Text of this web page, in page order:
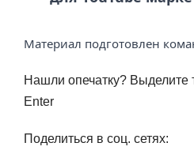
Материал подготовлен
Нашли опечатку? Выделите
Enter
Поделиться в соц. сетях: